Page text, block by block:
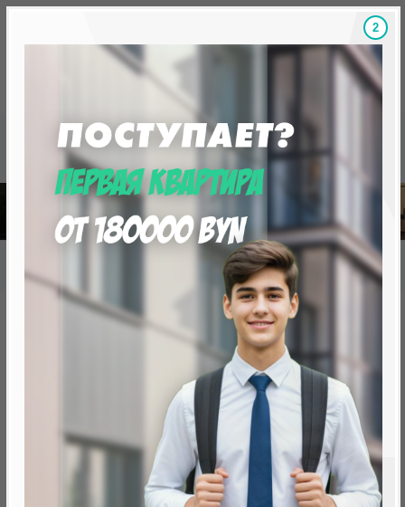
Скидки на новостройки, бонусы
«Минск Мир»
25.1 "Сеул", квартал "Азия"
25.1 "Сеул", квартал "Азия"
Минск, Октябрьский, ул. Михаила Савицкого
метро «Ковальская Слобода», 566 м
1